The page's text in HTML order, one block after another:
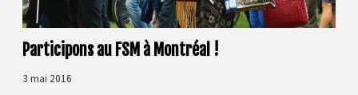
Participons au FSM à Montréal !
3 mai 2016